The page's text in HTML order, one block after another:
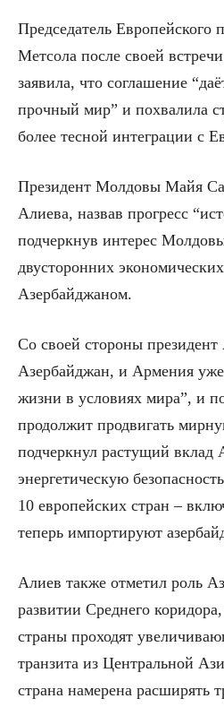
Председатель Европейского
Метсола после своей
заявила, что соглашение
прочный мир” и похвалила
более тесной интеграции с
Президент Молдовы Майя
Алиева, назвав прогресс
подчеркнув интерес
двусторонних
Азербайджаном.
Со своей стороны
Азербайджан, и Армения
жизни в условиях мира”, и
продолжит продвигать
подчеркнул растущий вклад
энергетическую
10 европейских стран –
теперь импортируют
Алиев также отметил роль
развитии Среднего
страны проходят
транзита из Центральной
страна намерена расширять